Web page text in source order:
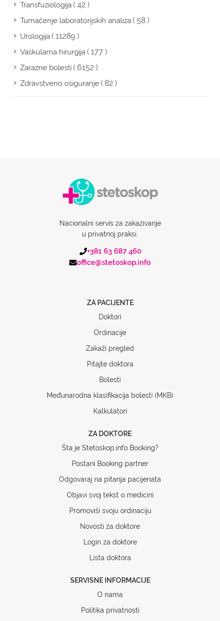
Transfuziologija( 42 )
Tumačenje laboratorijskih analiza( 58 )
Urologija( 11289 )
Vaskularna hirurgija( 177 )
Zarazne bolesti( 6152 )
Zdravstveno osiguranje( 82 )
Nacionalni servis za zakazivanje
u privatnoj praksi.
+381 63 687 460
office@stetoskop.info
ZA PACIJENTE
Doktori
Ordinacije
Zakaži pregled
Pitajte doktora
Bolesti
Međunarodna klasifikacija bolesti (MKB)
Kalkulatori
ZA DOKTORE
Šta je Stetoskop.info Booking?
Postani Booking partner
Odgovaraj na pitanja pacijenata
Objavi svoj tekst o medicini
Promoviši svoju ordinaciju
Novosti za doktore
Login za doktore
Lista doktora
SERVISNE INFORMACIJE
O nama
Politika privatnosti